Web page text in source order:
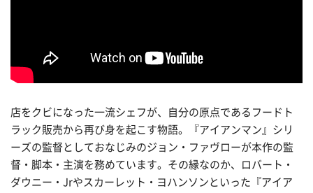
店をクビになった一流シェフが、自分の原点であるフードト
ラック販売から再び身を起こす物語。『アイアンマン』シリ
ーズの監督としておなじみのジョン・ファヴローが本作の監
督・脚本・主演を務めています。その縁なのか、ロバート・
ダウニー・Jrやスカーレット・ヨハンソンといった『アイア